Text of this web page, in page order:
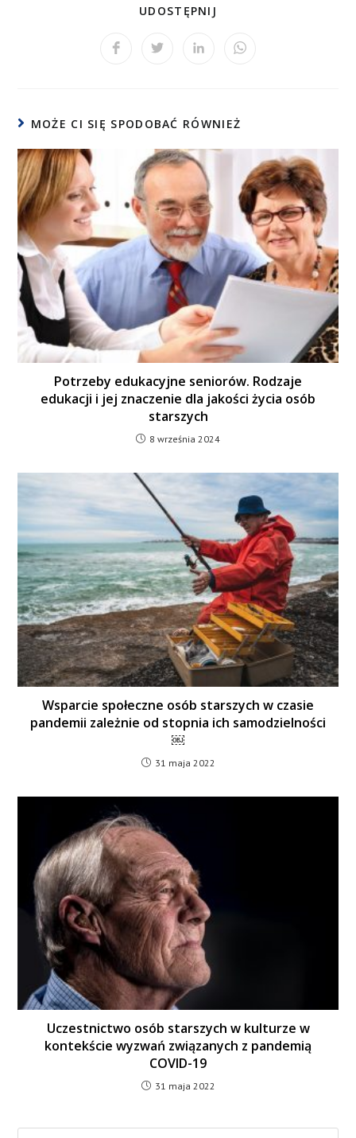
UDOSTĘPNIJ
MOŻE CI SIĘ SPODOBAĆ RÓWNIEŻ
Potrzeby edukacyjne seniorów. Rodzaje
edukacji i jej znaczenie dla jakości życia osób
starszych
8 września 2024
Wsparcie społeczne osób starszych w czasie
pandemii zależnie od stopnia ich samodzielności
￼
31 maja 2022
Uczestnictwo osób starszych w kulturze w
kontekście wyzwań związanych z pandemią
COVID-19
31 maja 2022